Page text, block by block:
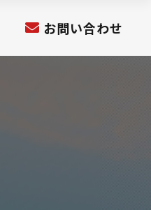
お問い合わせ